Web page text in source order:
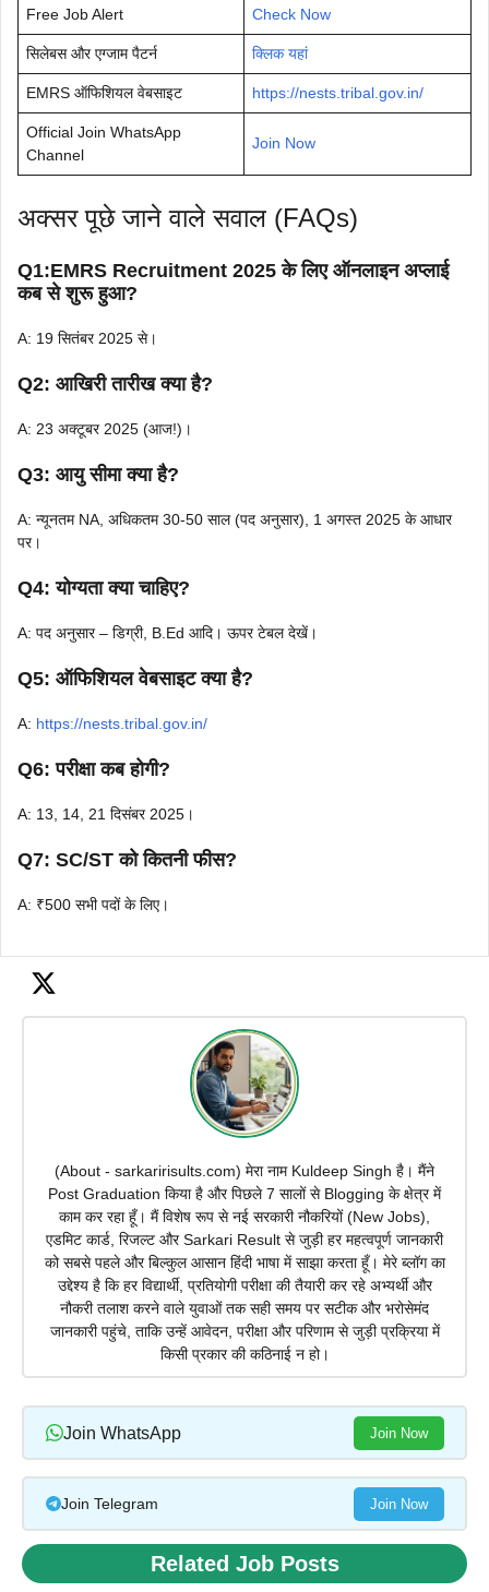
Free Job Alert Check Now
सिलेबस और एग्जाम पैटर्न क्लिक यहां
EMRS ऑफिशियल वेबसाइट https://nests.tribal.gov.in/
Official Join WhatsApp
Channel
Join Now
अक्सर पूछे जाने वाले सवाल (FAQs)
Q1:EMRS Recruitment 2025 के लिए ऑनलाइन अप्लाई
कब से शुरू हुआ?
A: 19 सितंबर 2025 से।
Q2: आखिरी तारीख क्या है?
A: 23 अक्टूबर 2025 (आज!)।
Q3: आयु सीमा क्या है?
A: न्यूनतम NA, अधिकतम 30-50 साल (पद अनुसार), 1 अगस्त 2025 के आधार
पर।
Q4: योग्यता क्या चाहिए?
A: पद अनुसार – डिग्री, B.Ed आदि। ऊपर टेबल देखें।
Q5: ऑफिशियल वेबसाइट क्या है?
A: https://nests.tribal.gov.in/
Q6: परीक्षा कब होगी?
A: 13, 14, 21 दिसंबर 2025।
Q7: SC/ST को कितनी फीस?
A: ₹500 सभी पदों के लिए।
(About - sarkaririsults.com) मेरा नाम Kuldeep Singh है। मैंने
Post Graduation किया है और पिछले 7 सालों से Blogging के क्षेत्र में
काम कर रहा हूँ। मैं विशेष रूप से नई सरकारी नौकरियों (New Jobs),
एडमिट कार्ड, रिजल्ट और Sarkari Result से जुड़ी हर महत्वपूर्ण जानकारी
को सबसे पहले और बिल्कुल आसान हिंदी भाषा में साझा करता हूँ। मेरे ब्लॉग का
उद्देश्य है कि हर विद्यार्थी, प्रतियोगी परीक्षा की तैयारी कर रहे अभ्यर्थी और
नौकरी तलाश करने वाले युवाओं तक सही समय पर सटीक और भरोसेमंद
जानकारी पहुंचे, ताकि उन्हें आवेदन, परीक्षा और परिणाम से जुड़ी प्रक्रिया में
किसी प्रकार की कठिनाई न हो।
Join WhatsApp Join Now
Join Telegram Join Now
Related Job Posts